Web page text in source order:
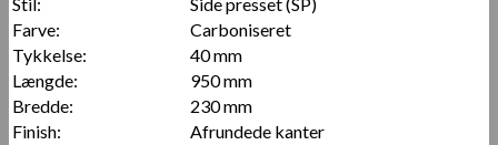
Stil:
Side presset (SP)
Farve:
Carboniseret
Tykkelse:
40 mm
Længde:
950 mm
Bredde:
230 mm
Finish:
Afrundede kanter